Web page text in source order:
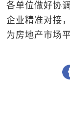
各单位做好协
企业精准对接
为房地产市场